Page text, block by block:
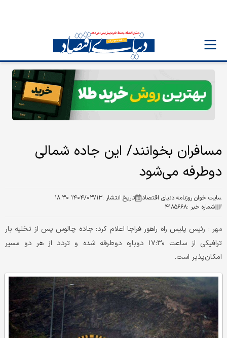
مسافران بخوانند/ این جاده شمالی
دوطرفه می‌شود
سایت خوان روزنامه دنیای اقتصاد تاریخ انتشار :۱۴۰۴/۰۳/۱۳ ۱۸:۳۰
شماره خبر :۴۱۸۵۶۶۸
مهر : رئیس پلیس راه راهور فراجا اعلام کرد: جاده چالوس پس از تخلیه بار
ترافیکی از ساعت ۱۷:۳۰ دوباره دوطرفه شده و تردد از هر دو مسیر
امکان‌پذیر است.